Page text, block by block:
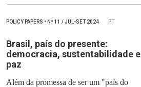
POLICY PAPERS • Nº 11 / JUL-SET 2024 PT
Brasil, país do presente:
democracia, sustentabilidade e
paz
Além da promessa de ser um "país do